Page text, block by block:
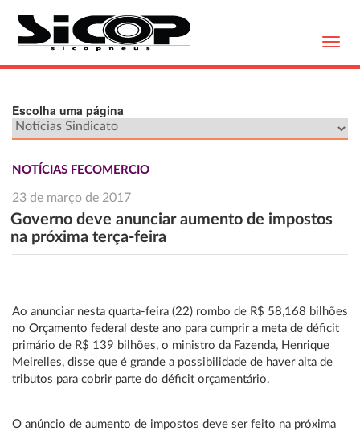
Escolha uma página
NOTÍCIAS FECOMERCIO
23 de março de 2017
Governo deve anunciar aumento de impostos
na próxima terça-feira
Ao anunciar nesta quarta-feira (22) rombo de R$ 58,168 bilhões
no Orçamento federal deste ano para cumprir a meta de déficit
primário de R$ 139 bilhões, o ministro da Fazenda, Henrique
Meirelles, disse que é grande a possibilidade de haver alta de
tributos para cobrir parte do déficit orçamentário.
O anúncio de aumento de impostos deve ser feito na próxima